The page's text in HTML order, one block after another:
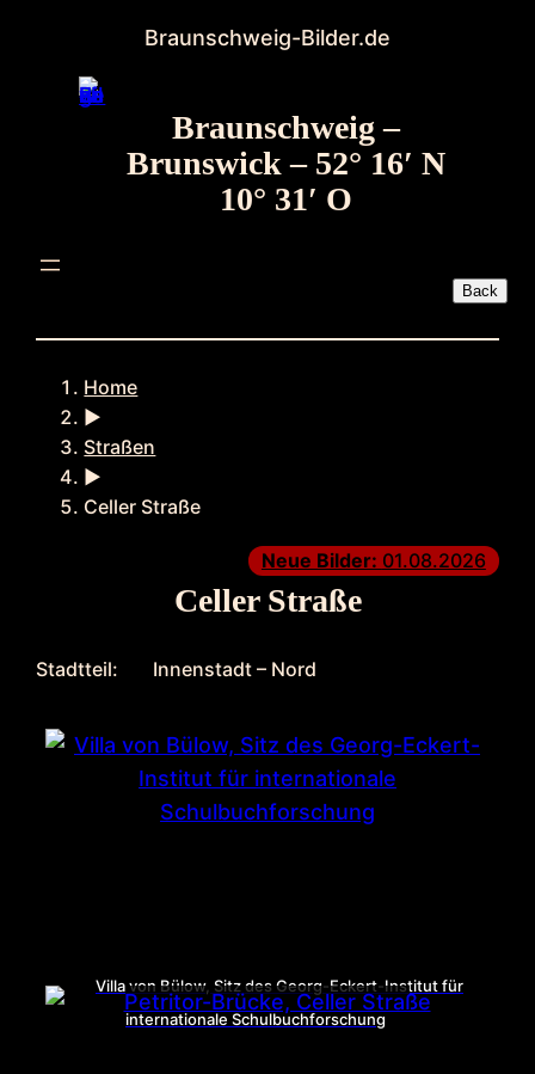
springen
Braunschweig-Bilder.de
Braunschweig –
Brunswick – 52° 16′ N
10° 31′ O
Home
►
Straßen
►
Celler Straße
Neue Bilder: 01.08.2026
Celler Straße
Stadtteil: Innenstadt – Nord
Villa von Bülow, Sitz des Georg-Eckert-Institut für
internationale Schulbuchforschung